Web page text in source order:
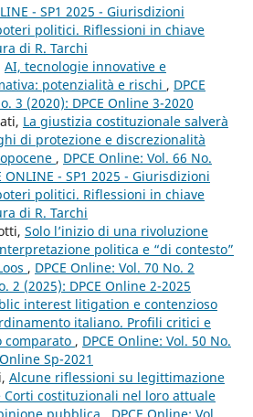
- SP1 2025 - Giurisdizioni
politici. Riflessioni in chiave
di R. Tarchi
AI, tecnologie innovative e
potenzialità e rischi , DPCE
3 (2020): DPCE Online 3-2020
La giustizia costituzionale salverà
di protezione e discrezionalità
, DPCE Online: Vol. 66 No.
ONLINE - SP1 2025 - Giurisdizioni
politici. Riflessioni in chiave
di R. Tarchi
Solo l’inizio di una rivoluzione
politica e “di contesto”
, DPCE Online: Vol. 70 No. 2
2 (2025): DPCE Online 2-2025
interest litigation e contenzioso
italiano. Profili critici e
, DPCE Online: Vol. 50 No.
Sp-2021
Alcune riflessioni su legittimazione
Corti costituzionali nel loro attuale
pubblica , DPCE Online: Vol.